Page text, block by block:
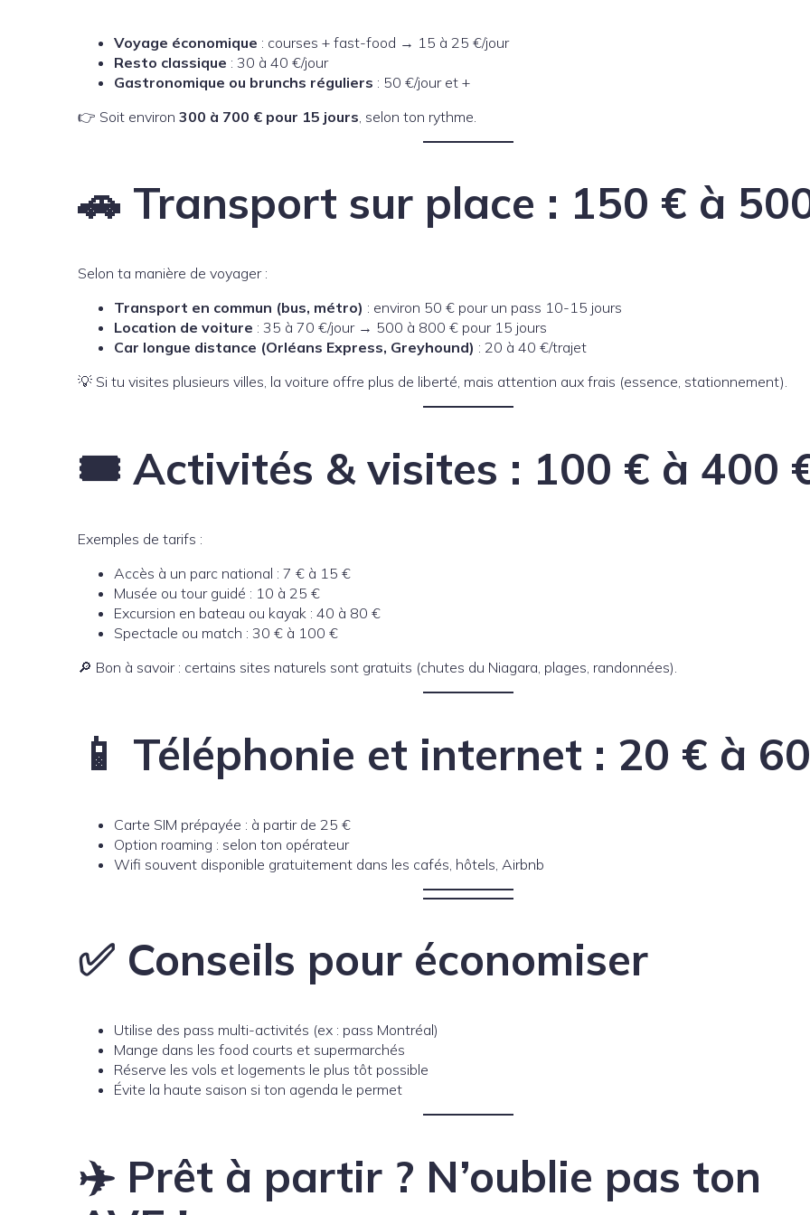
Voyage économique : courses + fast-food → 15 à 25 €/jour
Resto classique : 30 à 40 €/jour
Gastronomique ou brunchs réguliers : 50 €/jour et +
👉 Soit environ 300 à 700 € pour 15 jours , selon ton rythme.
🚗 Transport sur place : 150 € à
Selon ta manière de voyager :
Transport en commun (bus, métro) : environ 50 € pour un pass 10-15 jours
Location de voiture : 35 à 70 €/jour → 500 à 800 € pour 15 jours
Car longue distance (Orléans Express, Greyhound) : 20 à 40 €/trajet
💡 Si tu visites plusieurs villes, la voiture offre plus de liberté, mais attention aux frais (essence, stationnement).
🎟️ Activités & visites : 100 € à 400
Exemples de tarifs :
Accès à un parc national : 7 € à 15 €
Musée ou tour guidé : 10 à 25 €
Excursion en bateau ou kayak : 40 à 80 €
Spectacle ou match : 30 € à 100 €
🔎 Bon à savoir : certains sites naturels sont gratuits (chutes du Niagara, plages, randonnées).
📱 Téléphonie et internet : 20 € à
Carte SIM prépayée : à partir de 25 €
Option roaming : selon ton opérateur
Wifi souvent disponible gratuitement dans les cafés, hôtels, Airbnb
✅ Conseils pour économiser
Utilise des pass multi-activités (ex : pass Montréal)
Mange dans les food courts et supermarchés
Réserve les vols et logements le plus tôt possible
Évite la haute saison si ton agenda le permet
✈️ Prêt à partir ? N’oublie pas ton